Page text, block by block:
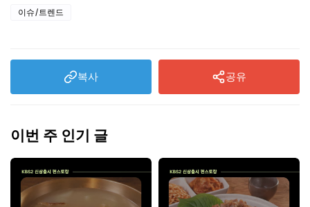
이슈/트렌드
복사 공유
이번 주 인기 글